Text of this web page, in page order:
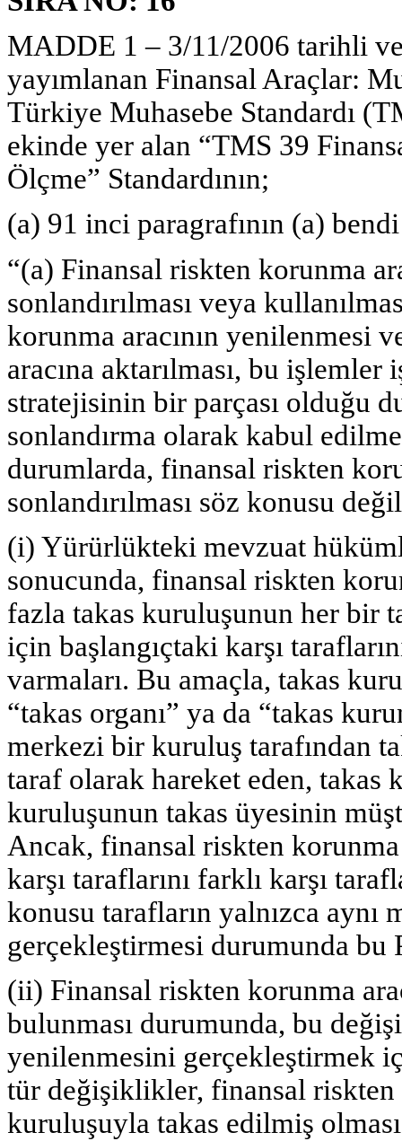
MADDE 1 – 3/11/2006 tarihli ve
yayımlanan Finansal Araçlar:
Türkiye Muhasebe Standardı
ekinde yer alan “TMS 39
Ölçme” Standardının;
(a) 91 inci paragrafının (a)
“(a) Finansal riskten korunma
sonlandırılması veya
korunma aracının yenilenmesi
aracına aktarılması, bu
stratejisinin bir parçası olduğu
sonlandırma olarak kabul
durumlarda, finansal riskten
sonlandırılması söz konusu
(i) Yürürlükteki mevzuat
sonucunda, finansal riskten
fazla takas kuruluşunun her bir
için başlangıçtaki karşı
varmaları. Bu amaçla, takas
“takas organı” ya da “takas
merkezi bir kuruluş tarafından
taraf olarak hareket eden, takas
kuruluşunun takas üyesinin
Ancak, finansal riskten korunma
karşı taraflarını farklı karşı
konusu tarafların yalnızca aynı
gerçekleştirmesi durumunda bu
(ii) Finansal riskten korunma
bulunması durumunda, bu
yenilenmesini gerçekleştirmek
tür değişiklikler, finansal riskten
kuruluşuyla takas edilmiş